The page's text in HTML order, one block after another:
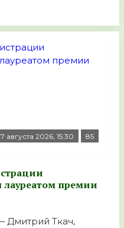
7 августа 2026, 15:30 85
лауреатом премии
Дмитрий Ткач,